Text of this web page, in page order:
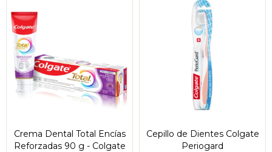
Crema Dental Total Encías
Reforzadas 90 g - Colgate
Cepillo de Dientes Colgate
Periogard